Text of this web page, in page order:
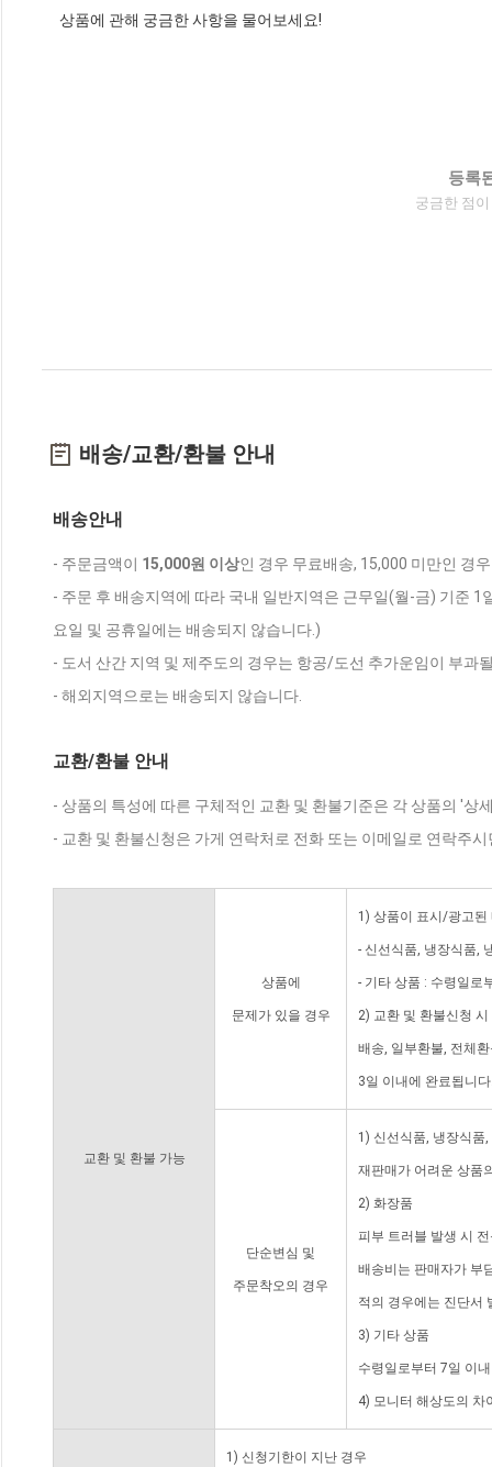
상품에 관해 궁금한 사항을 물어보세요!
등록
궁금한 점
배송/교환/환불 안내
배송안내
- 주문금액이 15,000원 이상인 경우 무료배송, 15,000 미만인 경
- 주문 후 배송지역에 따라 국내 일반지역은 근무일(월-금) 기준
요일 및 공휴일에는 배송되지 않습니다.)
- 도서 산간 지역 및 제주도의 경우는 항공/도선 추가운임이 부과
- 해외지역으로는 배송되지 않습니다.
교환/환불 안내
- 상품의 특성에 따른 구체적인 교환 및 환불기준은 각 상품의 '상
- 교환 및 환불신청은 가게 연락처로 전화 또는 이메일로 연락주
교환 및 환불 가능
상품에
문제가 있을 경우
1) 상품이 표시/광고된
- 신선식품, 냉장식품,
- 기타 상품 : 수령일로
2) 교환 및 환불신청
배송, 일부환불, 전체
3일 이내에 완료됩니
단순변심 및
주문착오의 경우
1) 신선식품, 냉장식품
재판매가 어려운 상품
2) 화장품
피부 트러블 발생 시
배송비는 판매자가 부
적의 경우에는 진단서
3) 기타 상품
수령일로부터 7일 이
4) 모니터 해상도의 차
1) 신청기한이 지난 경우